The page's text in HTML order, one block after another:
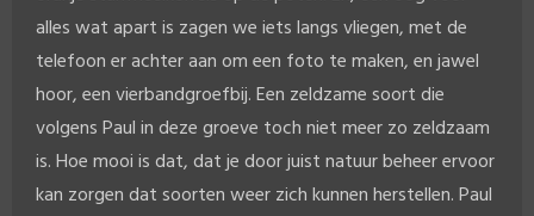
alles wat apart is zagen we iets langs vliegen, met de
telefoon er achter aan om een foto te maken, en jawel
hoor, een vierbandgroefbij. Een zeldzame soort die
volgens Paul in deze groeve toch niet meer zo zeldzaam
is. Hoe mooi is dat, dat je door juist natuur beheer ervoor
kan zorgen dat soorten weer zich kunnen herstellen. Paul